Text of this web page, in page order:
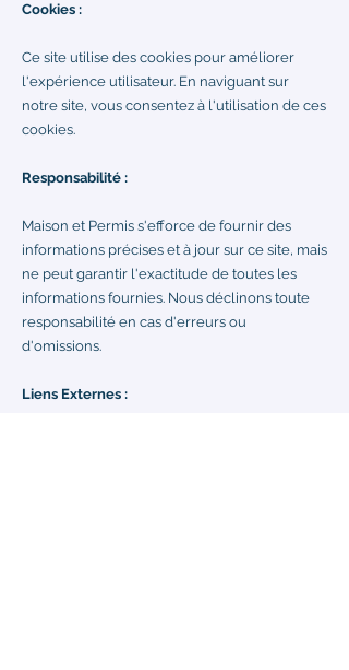
Cookies :
Ce site utilise des cookies pour améliorer
l'expérience utilisateur. En naviguant sur
notre site, vous consentez à l'utilisation de ces
cookies.
Responsabilité :
Maison et Permis s'efforce de fournir des
informations précises et à jour sur ce site, mais
ne peut garantir l'exactitude de toutes les
informations fournies. Nous déclinons toute
responsabilité en cas d'erreurs ou
d'omissions.
Liens Externes :